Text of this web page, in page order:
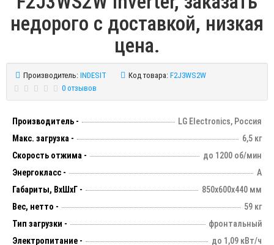
недорого с доставкой, низкая
цена.
Производитель: INDESIT Код товара: F2J3WS2W
0 отзывов
Производитель -
LG Electronics, Россия
Макс. загрузка -
6,5 кг
Скорость отжима -
до 1200 об/мин
Энергокласс -
А
Габариты, ВхШхГ -
850х600х440 мм
Вес, нетто -
59 кг
Тип загрузки -
фронтальный
Электропитание -
до 1,09 кВт/ч